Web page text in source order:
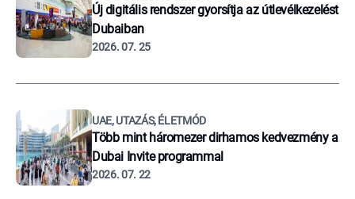
Új digitális rendszer gyorsítja az útlevélkezelést
Dubaiban
2026. 07. 25
UAE, UTAZÁS, ÉLETMÓD
Több mint háromezer dirhamos kedvezmény a
Dubai Invite programmal
2026. 07. 22